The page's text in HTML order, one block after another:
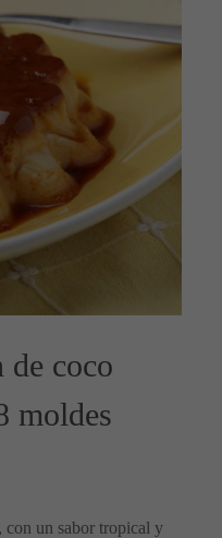
de coco
moldes
con un sabor tropical y